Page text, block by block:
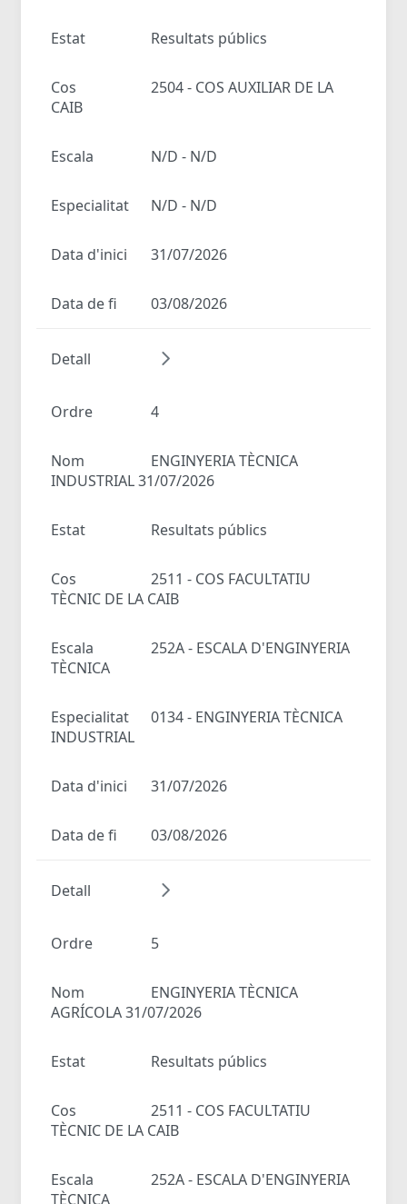
Estat Resultats públics
Cos
2504 - COS AUXILIAR DE LA
CAIB
Escala N/D - N/D
Especialitat N/D - N/D
Data d'inici 31/07/2026
Data de fi 03/08/2026
Detall
Ordre 4
Nom
ENGINYERIA TÈCNICA
INDUSTRIAL 31/07/2026
Estat Resultats públics
Cos
2511 - COS FACULTATIU
TÈCNIC DE LA CAIB
Escala
252A - ESCALA D'ENGINYERIA
TÈCNICA
Especialitat
0134 - ENGINYERIA TÈCNICA
INDUSTRIAL
Data d'inici 31/07/2026
Data de fi 03/08/2026
Detall
Ordre 5
Nom
ENGINYERIA TÈCNICA
AGRÍCOLA 31/07/2026
Estat Resultats públics
Cos
2511 - COS FACULTATIU
TÈCNIC DE LA CAIB
Escala
252A - ESCALA D'ENGINYERIA
TÈCNICA